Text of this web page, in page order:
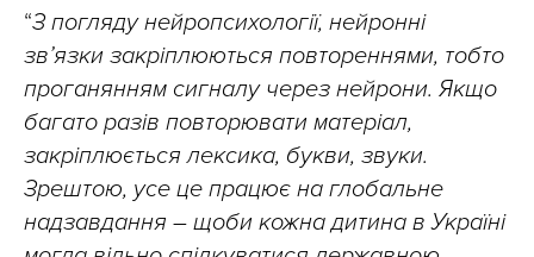
“З погляду нейропсихології, нейронні
зв’язки закріплюються повтореннями, тобто
проганянням сигналу через нейрони. Якщо
багато разів повторювати матеріал,
закріплюється лексика, букви, звуки.
Зрештою, усе це працює на глобальне
надзавдання – щоби кожна дитина в Україні